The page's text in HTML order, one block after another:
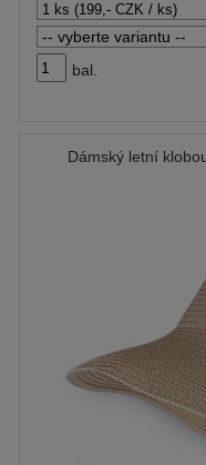
bal.
Dámský letní